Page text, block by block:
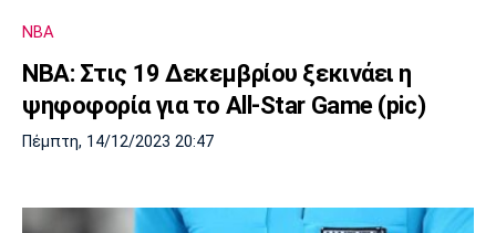
NBA
NBA: Στις 19 Δεκεμβρίου ξεκινάει η
ψηφοφορία για το All-Star Game (pic)
Πέμπτη, 14/12/2023 20:47